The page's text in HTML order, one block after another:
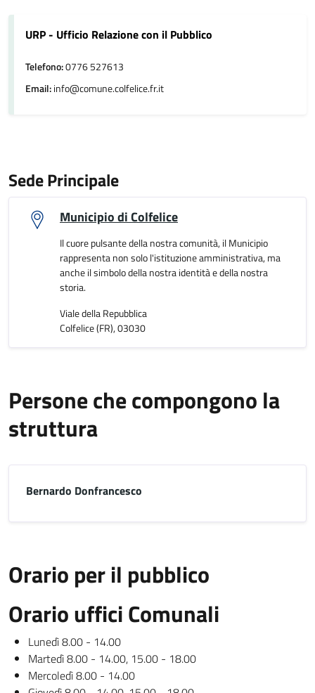
URP - Ufficio Relazione con il Pubblico
Telefono:0776 527613
Email:info@comune.colfelice.fr.it
Sede Principale
Municipio di Colfelice
Il cuore pulsante della nostra comunità, il Municipio
rappresenta non solo l'istituzione amministrativa, ma
anche il simbolo della nostra identità e della nostra
storia.
Viale della Repubblica
Colfelice (FR), 03030
Persone che compongono la
struttura
Bernardo Donfrancesco
Orario per il pubblico
Orario uffici Comunali
Lunedì 8.00 - 14.00
Martedì 8.00 - 14.00, 15.00 - 18.00
Mercoledì 8.00 - 14.00